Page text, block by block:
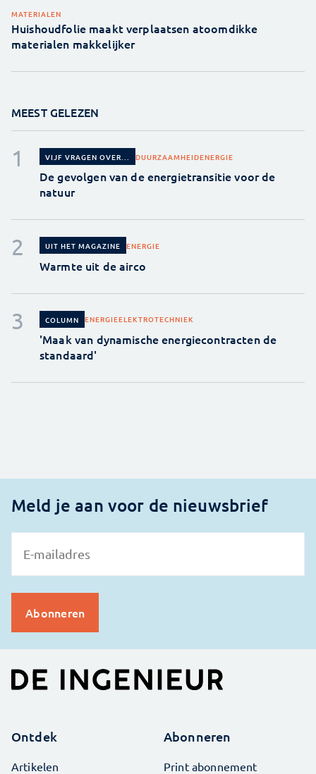
MATERIALEN
Huishoudfolie maakt verplaatsen atoomdikke
materialen makkelijker
MEEST GELEZEN
VIJF VRAGEN OVER... DUURZAAMHEIDENERGIE
De gevolgen van de energietransitie voor de
natuur
UIT HET MAGAZINE ENERGIE
Warmte uit de airco
COLUMN ENERGIEELEKTROTECHNIEK
'Maak van dynamische energiecontracten de
standaard'
Meld je aan voor de nieuwsbrief
Ontdek
Artikelen
Abonneren
Print abonnement